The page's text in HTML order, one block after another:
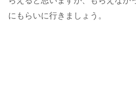
にもらいに行きましょう。